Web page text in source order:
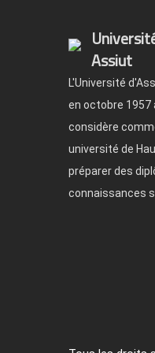
Assiut
L'Université
en octobre 1957
considère
université de
préparer des
connaissances